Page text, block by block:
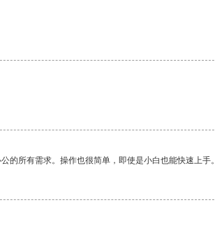
的所有需求。操作也很简单，即使是小白也能快速上手。